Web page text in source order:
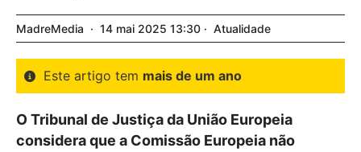
MadreMedia 14 mai 2025 13:30 Atualidade
Este artigo tem mais de um ano
O Tribunal de Justiça da União Europeia
considera que a Comissão Europeia não